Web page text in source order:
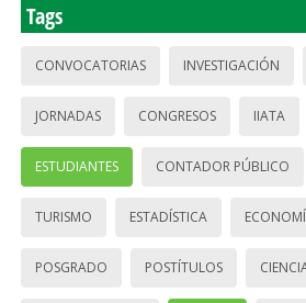
Tags
CONVOCATORIAS INVESTIGACIÓN
JORNADAS CONGRESOS IIATA
ESTUDIANTES CONTADOR PÚBLICO
TURISMO ESTADÍSTICA
POSGRADO POSTÍTULOS